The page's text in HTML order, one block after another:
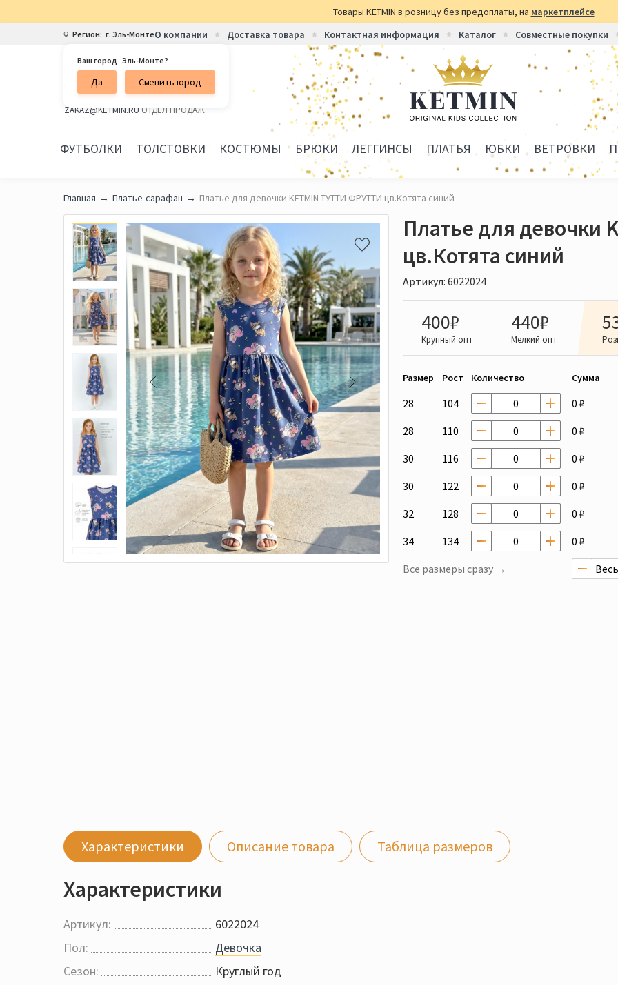
Товары KETMIN в розницу без предоплаты, на маркетплейсе
Регион: г. Эль-Монте
Ваш город Эль-Монте?
Да Сменить город
О компании Доставка товара Контактная информация Каталог Совместные покупки
Бесплатная горячая линия
8 800 101-50-30
ZAKAZ@KETMIN.RU ОТДЕЛ ПРОДАЖ
ФУТБОЛКИ ТОЛСТОВКИ КОСТЮМЫ БРЮКИ ЛЕГГИНСЫ ПЛАТЬЯ ЮБКИ ВЕТРОВКИ
Главная Платье-сарафан Платье для девочки KETMIN ТУТТИ ФРУТТИ цв.Котята синий
Платье для девочки
цв.Котята синий
Артикул: 6022024
400₽
Крупный опт
440₽
Мелкий опт
Размер Рост Количество Сумма
28 104
0 ₽
28
110
0 ₽
30
116
0 ₽
30
122
0 ₽
32
128
0 ₽
34
134
0 ₽
Все размеры сразу →
Характеристики Описание товара Таблица размеров
Характеристики
Артикул:
6022024
Пол:
Девочка
Сезон:
Круглый год